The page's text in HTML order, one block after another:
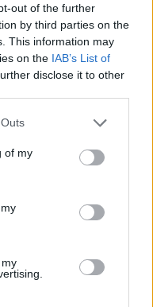
out of the further
by third parties on the
This information may
on the IAB’s List of
disclose it to other
of my
Amaranto 58-12
Rugby 40-23
Perugia 5-22